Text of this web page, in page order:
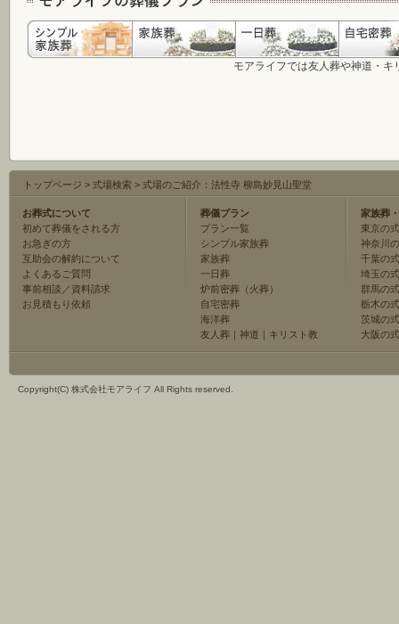
モアライフでは友人葬や神道・
トップページ > 式場検索 > 式場のご紹介：法性寺 柳島妙見山聖堂
お葬式について
初めて葬儀をされる方
お急ぎの方
互助会の解約について
よくあるご質問
事前相談／資料請求
お見積もり依頼
葬儀プラン
プラン一覧
シンプル家族葬
家族葬
一日葬
炉前密葬（火葬）
自宅密葬
海洋葬
友人葬 ｜ 神道 ｜ キリスト教
家族葬
東京の
神奈川
千葉の
埼玉の
群馬の
栃木の
茨城の
大阪の
Copyright(C) 株式会社モアライフ All Rights reserved.